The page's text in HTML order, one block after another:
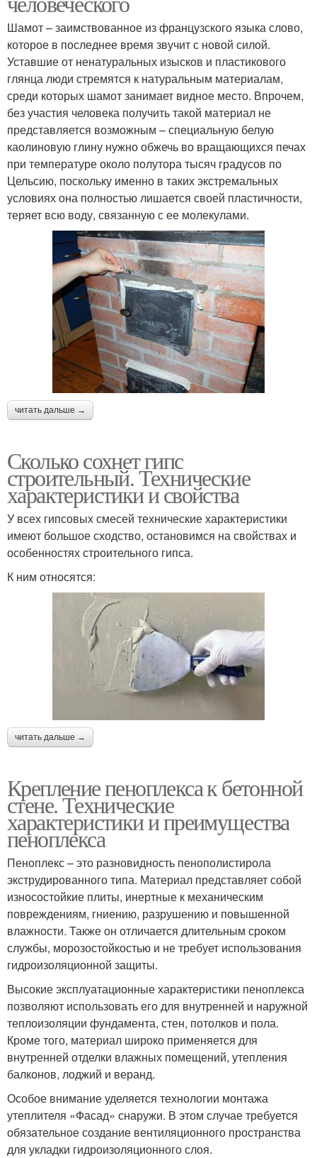
Шамот – заимствованное из французского языка слово,
которое в последнее время звучит с новой силой.
Уставшие от ненатуральных изысков и пластикового
глянца люди стремятся к натуральным материалам,
среди которых шамот занимает видное место. Впрочем,
без участия человека получить такой материал не
представляется возможным – специальную белую
каолиновую глину нужно обжечь во вращающихся печах
при температуре около полутора тысяч градусов по
Цельсию, поскольку именно в таких экстремальных
условиях она полностью лишается своей пластичности,
теряет всю воду, связанную с ее молекулами.
читать дальше →
Сколько сохнет гипс
строительный. Технические
характеристики и свойства
У всех гипсовых смесей технические характеристики
имеют большое сходство, остановимся на свойствах и
особенностях строительного гипса.
К ним относятся:
читать дальше →
Крепление пеноплекса к бетонной
стене. Технические
характеристики и преимущества
пеноплекса
Пеноплекс – это разновидность пенополистирола
экструдированного типа. Материал представляет собой
износостойкие плиты, инертные к механическим
повреждениям, гниению, разрушению и повышенной
влажности. Также он отличается длительным сроком
службы, морозостойкостью и не требует использования
гидроизоляционной защиты.
Высокие эксплуатационные характеристики пеноплекса
позволяют использовать его для внутренней и наружной
теплоизоляции фундамента, стен, потолков и пола.
Кроме того, материал широко применяется для
внутренней отделки влажных помещений, утепления
балконов, лоджий и веранд.
Особое внимание уделяется технологии монтажа
утеплителя «Фасад» снаружи. В этом случае требуется
обязательное создание вентиляционного пространства
для укладки гидроизоляционного слоя.